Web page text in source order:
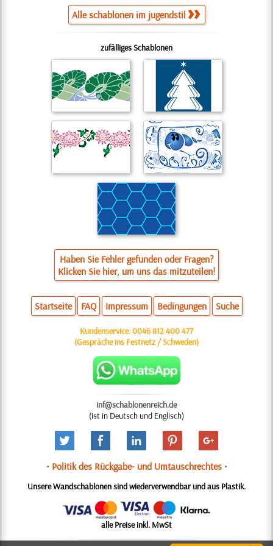
Alle schablonen im jugendstil
zufälliges Schablonen
Haben Sie Fehler gefunden oder Fragen?
Klicken Sie hier, um uns das mitzuteilen!
Startseite FAQ Impressum Bedingungen Suche
Kundenservice:0046 812 400 477
(Gespräche ins Festnetz / Schweden)
inf@schablonenreich.de
(ist in Deutsch und Englisch)
• Politik des Rückgabe- und Umtauschrechtes •
Unsere Wandschablonen sind wiederverwendbar und aus Plastik.
alle Preise inkl. MwSt